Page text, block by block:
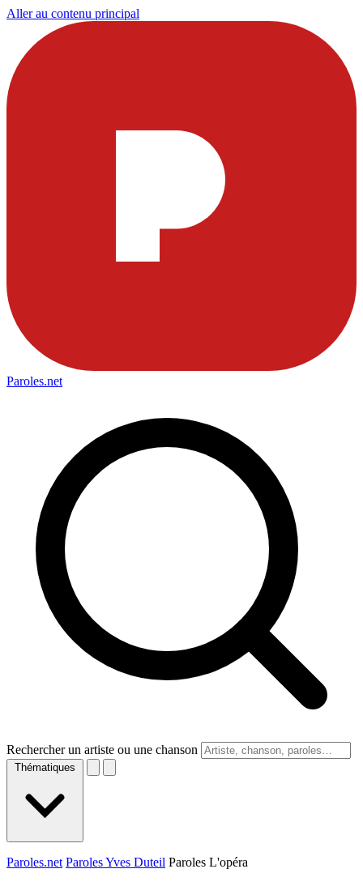
Aller au contenu principal
Paroles.net
Rechercher un artiste ou une chanson
Thématiques
Paroles.net Paroles Yves Duteil Paroles L'opéra